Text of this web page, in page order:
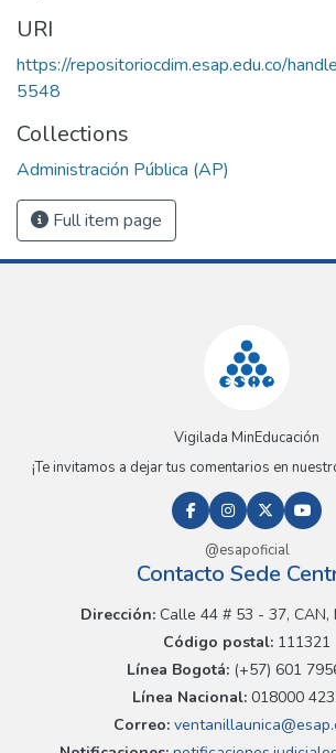
URI
https://repositoriocdim.esap.edu.co/
5548
Collections
Administración Pública (AP)
Full item page
Vigilada MinEducación
¡Te invitamos a dejar tus comentarios en
@esapoficial
Contacto Sede
Dirección:Calle 44 # 53 - 37, CAN,
Código postal: 111321
Línea Bogotá:(+57) 601
Línea Nacional: 018000
Correo: